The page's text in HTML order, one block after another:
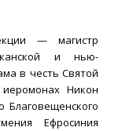
— магистр
и нью-
в честь Святой
Никон
Благовещенского
Ефросиния